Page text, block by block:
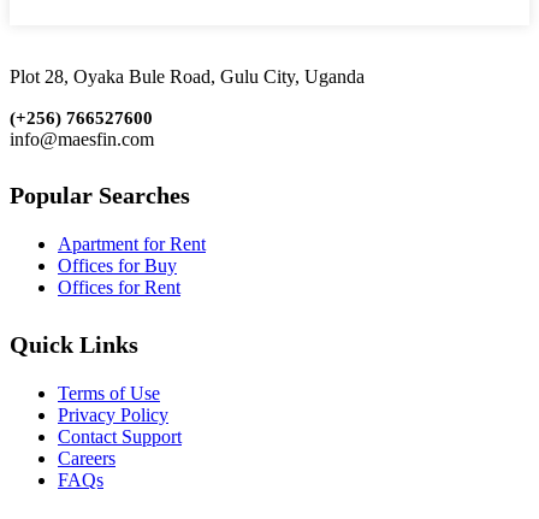
Plot 28, Oyaka Bule Road, Gulu City, Uganda
(+256) 766527600
info@maesfin.com
Popular Searches
Apartment for Rent
Offices for Buy
Offices for Rent
Quick Links
Terms of Use
Privacy Policy
Contact Support
Careers
FAQs